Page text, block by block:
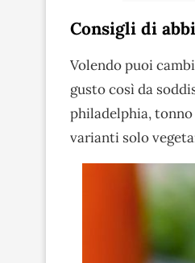
Consigli di
Volendo puoi
gusto così da
philadelphia, tonno
varianti solo